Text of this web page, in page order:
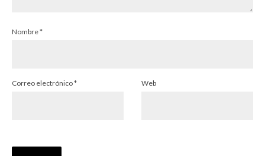
Nombre*
Correo electrónico* Web